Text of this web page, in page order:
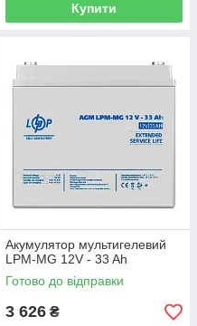
Купити
Акумулятор мультигелевий
LPM-MG 12V - 33 Ah
Готово до відправки
3 626 ₴